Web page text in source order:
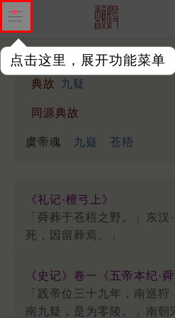
点击这里，展开功能菜单
典故 九疑
同源典故
虞帝魂 九嶷 苍梧
《礼记·檀弓上》
「舜葬于苍梧之野。」东
死，因留葬焉。」
《史记》卷一《五帝本纪·舜
「践帝位三十九年，南巡
南九疑，是为零陵。」南朝